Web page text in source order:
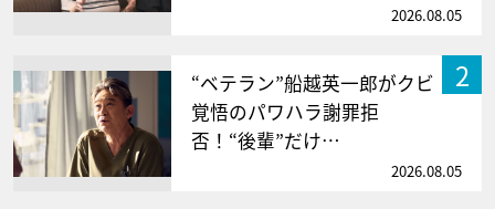
2026.08.05
2
“ベテラン”船越英一郎がクビ
覚悟のパワハラ謝罪拒
否！“後輩”だけ…
2026.08.05